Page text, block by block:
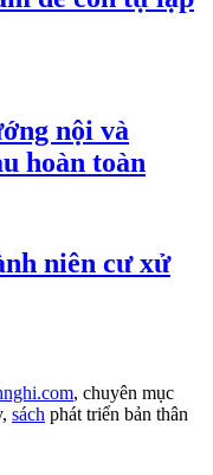
nội và
hoàn toàn
niên cư xử
, chuyên mục
sách phát triển bản thân